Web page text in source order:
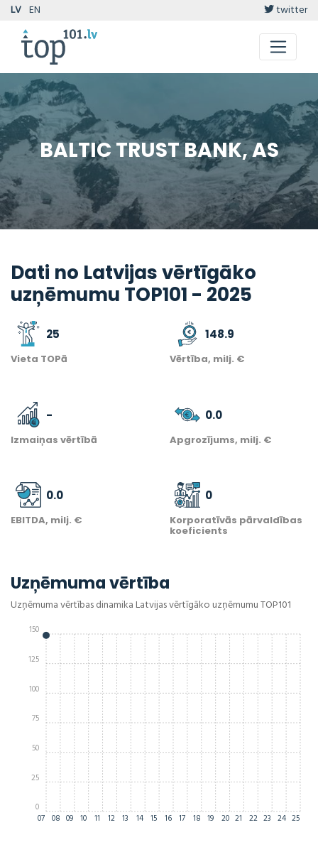
LV EN twitter
BALTIC TRUST BANK, AS
Dati no Latvijas vērtīgāko
uzņēmumu TOP101 - 2025
25
Vieta TOPā
148.9
Vērtība, milj. €
-
Izmaiņas vērtībā
0.0
Apgrozījums, milj. €
0.0
EBITDA, milj. €
0
Korporatīvās pārvaldības
koeficients
Uzņēmuma vērtība
Uzņēmuma vērtības dinamika Latvijas vērtīgāko uzņēmumu TOP101
07 08 09 10 11 12 13 14 15 16 17 18 19 20 21 22 23 24 25
0
25
50
75
100
125
150